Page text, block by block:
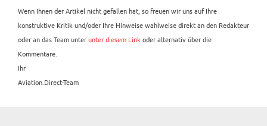
Wenn Ihnen der Artikel nicht gefallen hat, so freuen wir uns auf Ihre
konstruktive Kritik und/oder Ihre Hinweise wahlweise direkt an den Redakteur
oder an das Team unterunter diesem Link oder alternativ über die
Kommentare.
Ihr
Aviation.Direct-Team